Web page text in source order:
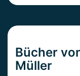
Bücher
Müller